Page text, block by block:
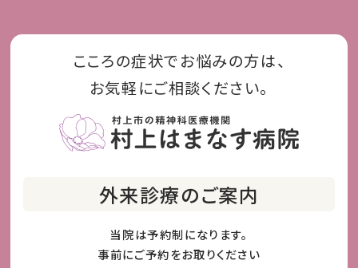
こころの症状でお悩みの方は、
お気軽にご相談ください。
外来診療のご案内
当院は予約制になります。
事前にご予約をお取りください